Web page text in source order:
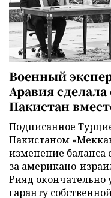
Военный
Аравия
Пакистан
Подписанное
Пакистаном
изменение баланса
за американо-
Рияд окончательно
гаранту